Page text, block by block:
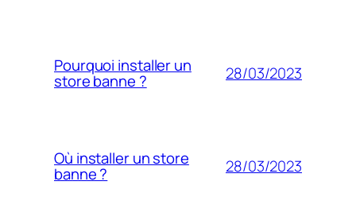
Pourquoi installer un
store banne ? 28/03/2023
Où installer un store
banne ? 28/03/2023